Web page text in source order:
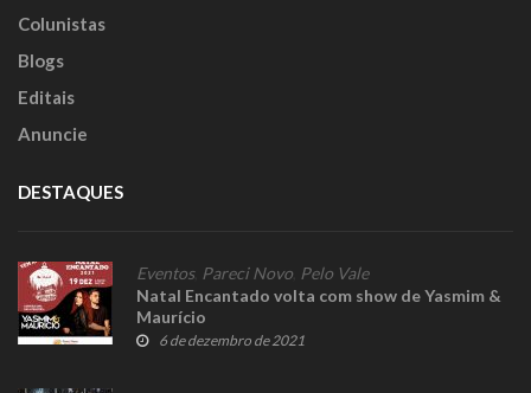
Colunistas
Blogs
Editais
Anuncie
DESTAQUES
Eventos, Pareci Novo Pelo Vale
Natal Encantado volta com show de Yasmim &
Maurício
6 de dezembro de 2021